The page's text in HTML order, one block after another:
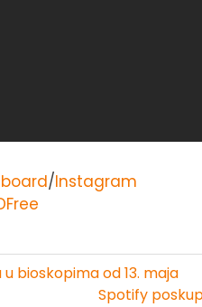
/Instagram
bioskopima od 13. maja
Spotify